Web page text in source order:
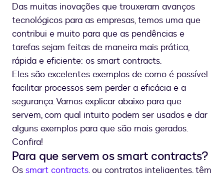
Das muitas inovações que trouxeram avanços
tecnológicos para as empresas, temos uma que
contribui e muito para que as pendências e
tarefas sejam feitas de maneira mais prática,
rápida e eficiente: os smart contracts.
Eles são excelentes exemplos de como é possível
facilitar processos sem perder a eficácia e a
segurança. Vamos explicar abaixo para que
servem, com qual intuito podem ser usados e dar
alguns exemplos para que são mais gerados.
Confira!
Para que servem os smart contracts?
Os smart contracts, ou contratos inteligentes, têm